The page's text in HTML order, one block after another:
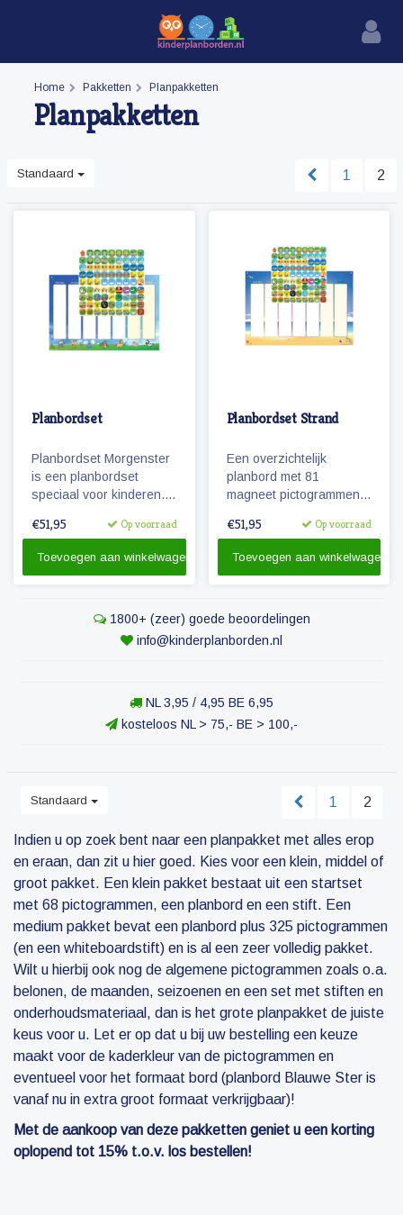
Home Pakketten Planpakketten
Planpakketten
Standaard 1 2
Planbordset
Planbordset Morgenster
is een planbordset
speciaal voor kinderen.
planbord en een
magnetische
€51,95 Op voorraad
Toevoegen aan winkelwagen
Planbordset Strand
Een overzichtelijk
planbord met 81
magneet pictogrammen
zichtbare dagplanning
educatieve set.
€51,95 Op voorraad
Toevoegen aan winkelwagen
1800+ (zeer) goede beoordelingen
info@kinderplanborden.nl
NL 3,95 / 4,95 BE 6,95
kosteloos NL > 75,- BE > 100,-
Standaard 1 2
Indien u op zoek bent naar een planpakket met alles erop
en eraan, dan zit u hier goed. Kies voor een klein, middel of
groot pakket. Een klein pakket bestaat uit een startset
met 68 pictogrammen, een planbord en een stift. Een
medium pakket bevat een planbord plus 325 pictogrammen
(en een whiteboardstift) en is al een zeer volledig pakket.
Wilt u hierbij ook nog de algemene pictogrammen zoals o.a.
belonen, de maanden, seizoenen en een set met stiften en
onderhoudsmateriaal, dan is het grote planpakket de juiste
keus voor u. Let er op dat u bij uw bestelling een keuze
maakt voor de kaderkleur van de pictogrammen en
eventueel voor het formaat bord (planbord Blauwe Ster is
vanaf nu in extra groot formaat verkrijgbaar)!
Met de aankoop van deze pakketten geniet u een korting
oplopend tot 15% t.o.v. los bestellen!